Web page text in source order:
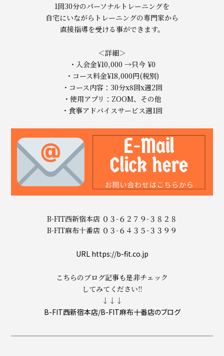
1回30分のパーソナルトレーニングを
自宅にいながらトレーニングの専門家から
直接指導を受ける事ができます。
＜詳細＞
・入会金¥10,000 →只今 ¥0
・コース料金¥18,000円(税別)
・コース内容：30分x8回x週2回
・使用アプリ：ZOOM、その他
・食事アドバイスサービス週1回
B-FIT西新宿本店 ０３-６２７９-３８２８
B-FIT麻布十番店 ０３-６４３５-３３９９
URL https://b-fit.co.jp
こちらのブログ記事も是非チェック
してみてください!!
↓↓↓
B-FIT西新宿本店/B-FIT麻布十番店のブログ